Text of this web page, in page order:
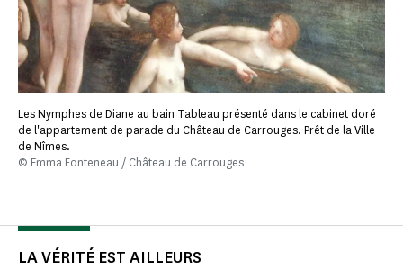
Les Nymphes de Diane au bain Tableau présenté dans le cabinet doré
de l'appartement de parade du Château de Carrouges. Prêt de la Ville
de Nîmes.
© Emma Fonteneau / Château de Carrouges
LA VÉRITÉ EST AILLEURS